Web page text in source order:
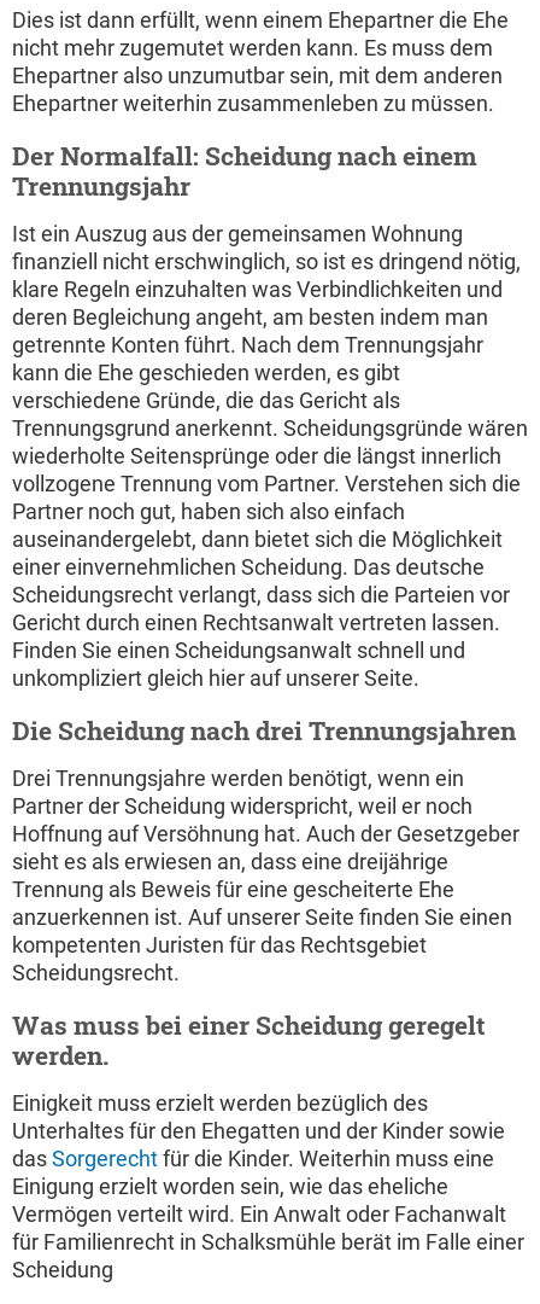
Dies ist dann erfüllt, wenn einem Ehepartner die Ehe
nicht mehr zugemutet werden kann. Es muss dem
Ehepartner also unzumutbar sein, mit dem anderen
Ehepartner weiterhin zusammenleben zu müssen.
Der Normalfall: Scheidung nach einem
Trennungsjahr
Ist ein Auszug aus der gemeinsamen Wohnung
finanziell nicht erschwinglich, so ist es dringend nötig,
klare Regeln einzuhalten was Verbindlichkeiten und
deren Begleichung angeht, am besten indem man
getrennte Konten führt. Nach dem Trennungsjahr
kann die Ehe geschieden werden, es gibt
verschiedene Gründe, die das Gericht als
Trennungsgrund anerkennt. Scheidungsgründe wären
wiederholte Seitensprünge oder die längst innerlich
vollzogene Trennung vom Partner. Verstehen sich die
Partner noch gut, haben sich also einfach
auseinandergelebt, dann bietet sich die Möglichkeit
einer einvernehmlichen Scheidung. Das deutsche
Scheidungsrecht verlangt, dass sich die Parteien vor
Gericht durch einen Rechtsanwalt vertreten lassen.
Finden Sie einen Scheidungsanwalt schnell und
unkompliziert gleich hier auf unserer Seite.
Die Scheidung nach drei Trennungsjahren
Drei Trennungsjahre werden benötigt, wenn ein
Partner der Scheidung widerspricht, weil er noch
Hoffnung auf Versöhnung hat. Auch der Gesetzgeber
sieht es als erwiesen an, dass eine dreijährige
Trennung als Beweis für eine gescheiterte Ehe
anzuerkennen ist. Auf unserer Seite finden Sie einen
kompetenten Juristen für das Rechtsgebiet
Scheidungsrecht.
Was muss bei einer Scheidung geregelt
werden.
Einigkeit muss erzielt werden bezüglich des
Unterhaltes für den Ehegatten und der Kinder sowie
dasSorgerechtfür die Kinder. Weiterhin muss eine
Einigung erzielt worden sein, wie das eheliche
Vermögen verteilt wird. Ein Anwalt oder Fachanwalt
für Familienrecht in Schalksmühle berät im Falle einer
Scheidung